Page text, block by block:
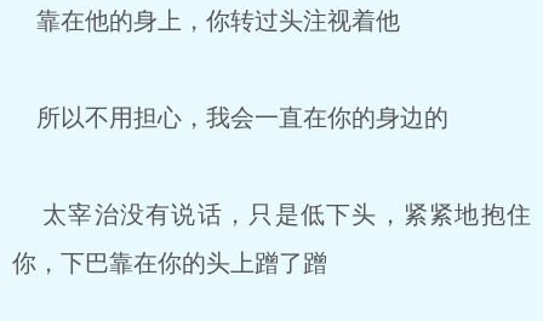
靠在他的身上，你转过头注视着他
所以不用担心，我会一直在你的身边的
太宰治没有说话，只是低下头，紧紧地抱住
你，下巴靠在你的头上蹭了蹭